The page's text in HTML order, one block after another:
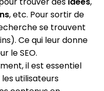
, etc. Pour sortir de
se trouvent
Ce qui leur donne
le SEO.
il est essentiel
utilisateurs